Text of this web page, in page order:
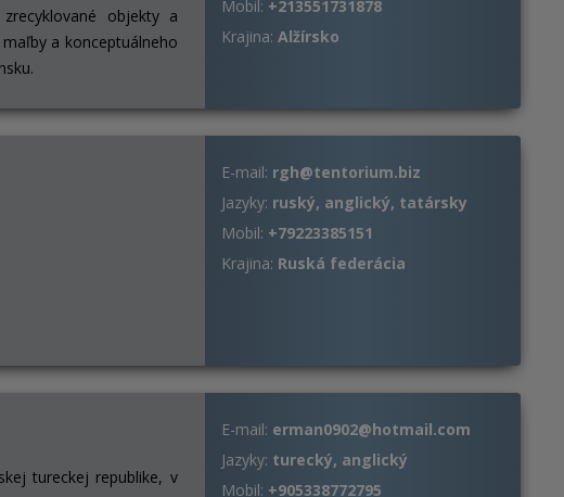
objekty a
a konceptuálneho
Mobil: +213551731878
Krajina: Alžírsko
E-mail: rgh@tentorium.biz
Jazyky: ruský, anglický, tatársky
Mobil: +79223385151
Krajina: Ruská federácia
tureckej republike, v
E-mail: erman0902@hotmail.com
Jazyky: turecký, anglický
Mobil: +905338772795